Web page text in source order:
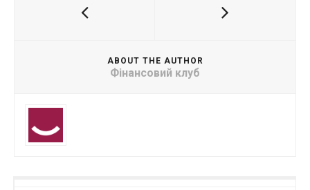
ABOUT THE AUTHOR
Фінансовий клуб